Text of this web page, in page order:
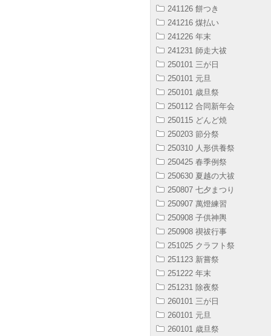
241126 餅つき
241216 煤払い
241226 年末
241231 師走大祓
250101 三が日
250101 元旦
250101 歳旦祭
250112 合同新年会
250115 どんど焼
250203 節分祭
250310 人形供養祭
250425 春季例祭
250630 夏越の大祓
250807 七夕まつり
250907 萬燈練習
250908 子供神輿
250908 禊祓行事
251025 クラフト祭
251123 新嘗祭
251222 年末
251231 除夜祭
260101 三が日
260101 元旦
260101 歳旦祭